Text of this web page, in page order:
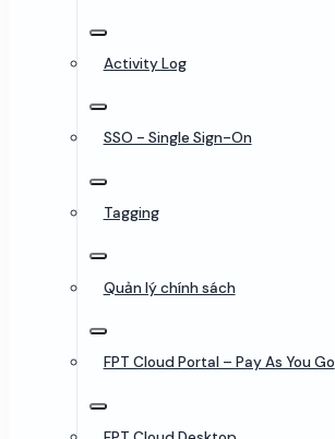
Activity Log
SSO - Single Sign-On
Tagging
Quản lý chính sách
FPT Cloud Portal – Pay As You Go